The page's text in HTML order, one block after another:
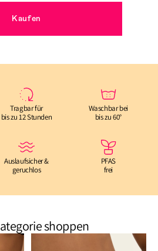
Kaufen
Tragbar für
bis zu 12 Stunden
Waschbar bei
bis zu 60°
Auslaufsicher &
geruchlos
PFAS
frei
shoppen